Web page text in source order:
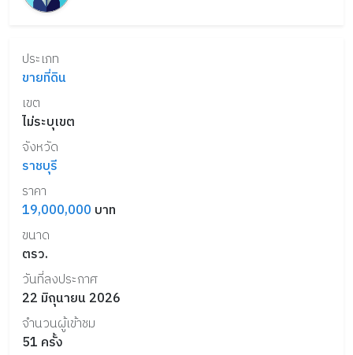
ประเภท
ขายที่ดิน
เขต
ไม่ระบุเขต
จังหวัด
ราชบุรี
ราคา
19,000,000 บาท
ขนาด
ตรว.
วันที่ลงประกาศ
22 มิถุนายน 2026
จำนวนผู้เข้าชม
51 ครั้ง